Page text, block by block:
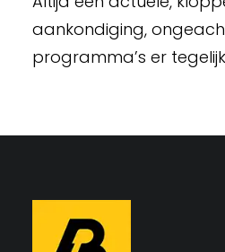
aankondiging,
programma’s er